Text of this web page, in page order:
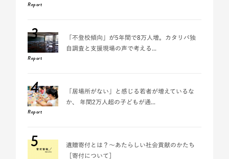
Report
3
Report
「不登校傾向」が5年間で8万人増。カタリバ独
自調査と支援現場の声で考える...
4
Report
「居場所がない」と感じる若者が増えているな
か、 年間2万人超の子どもが通...
5
遺贈寄付とは？～あたらしい社会貢献のかたち
［寄付について］